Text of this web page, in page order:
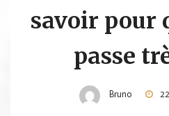
savoir pour
passe
Bruno